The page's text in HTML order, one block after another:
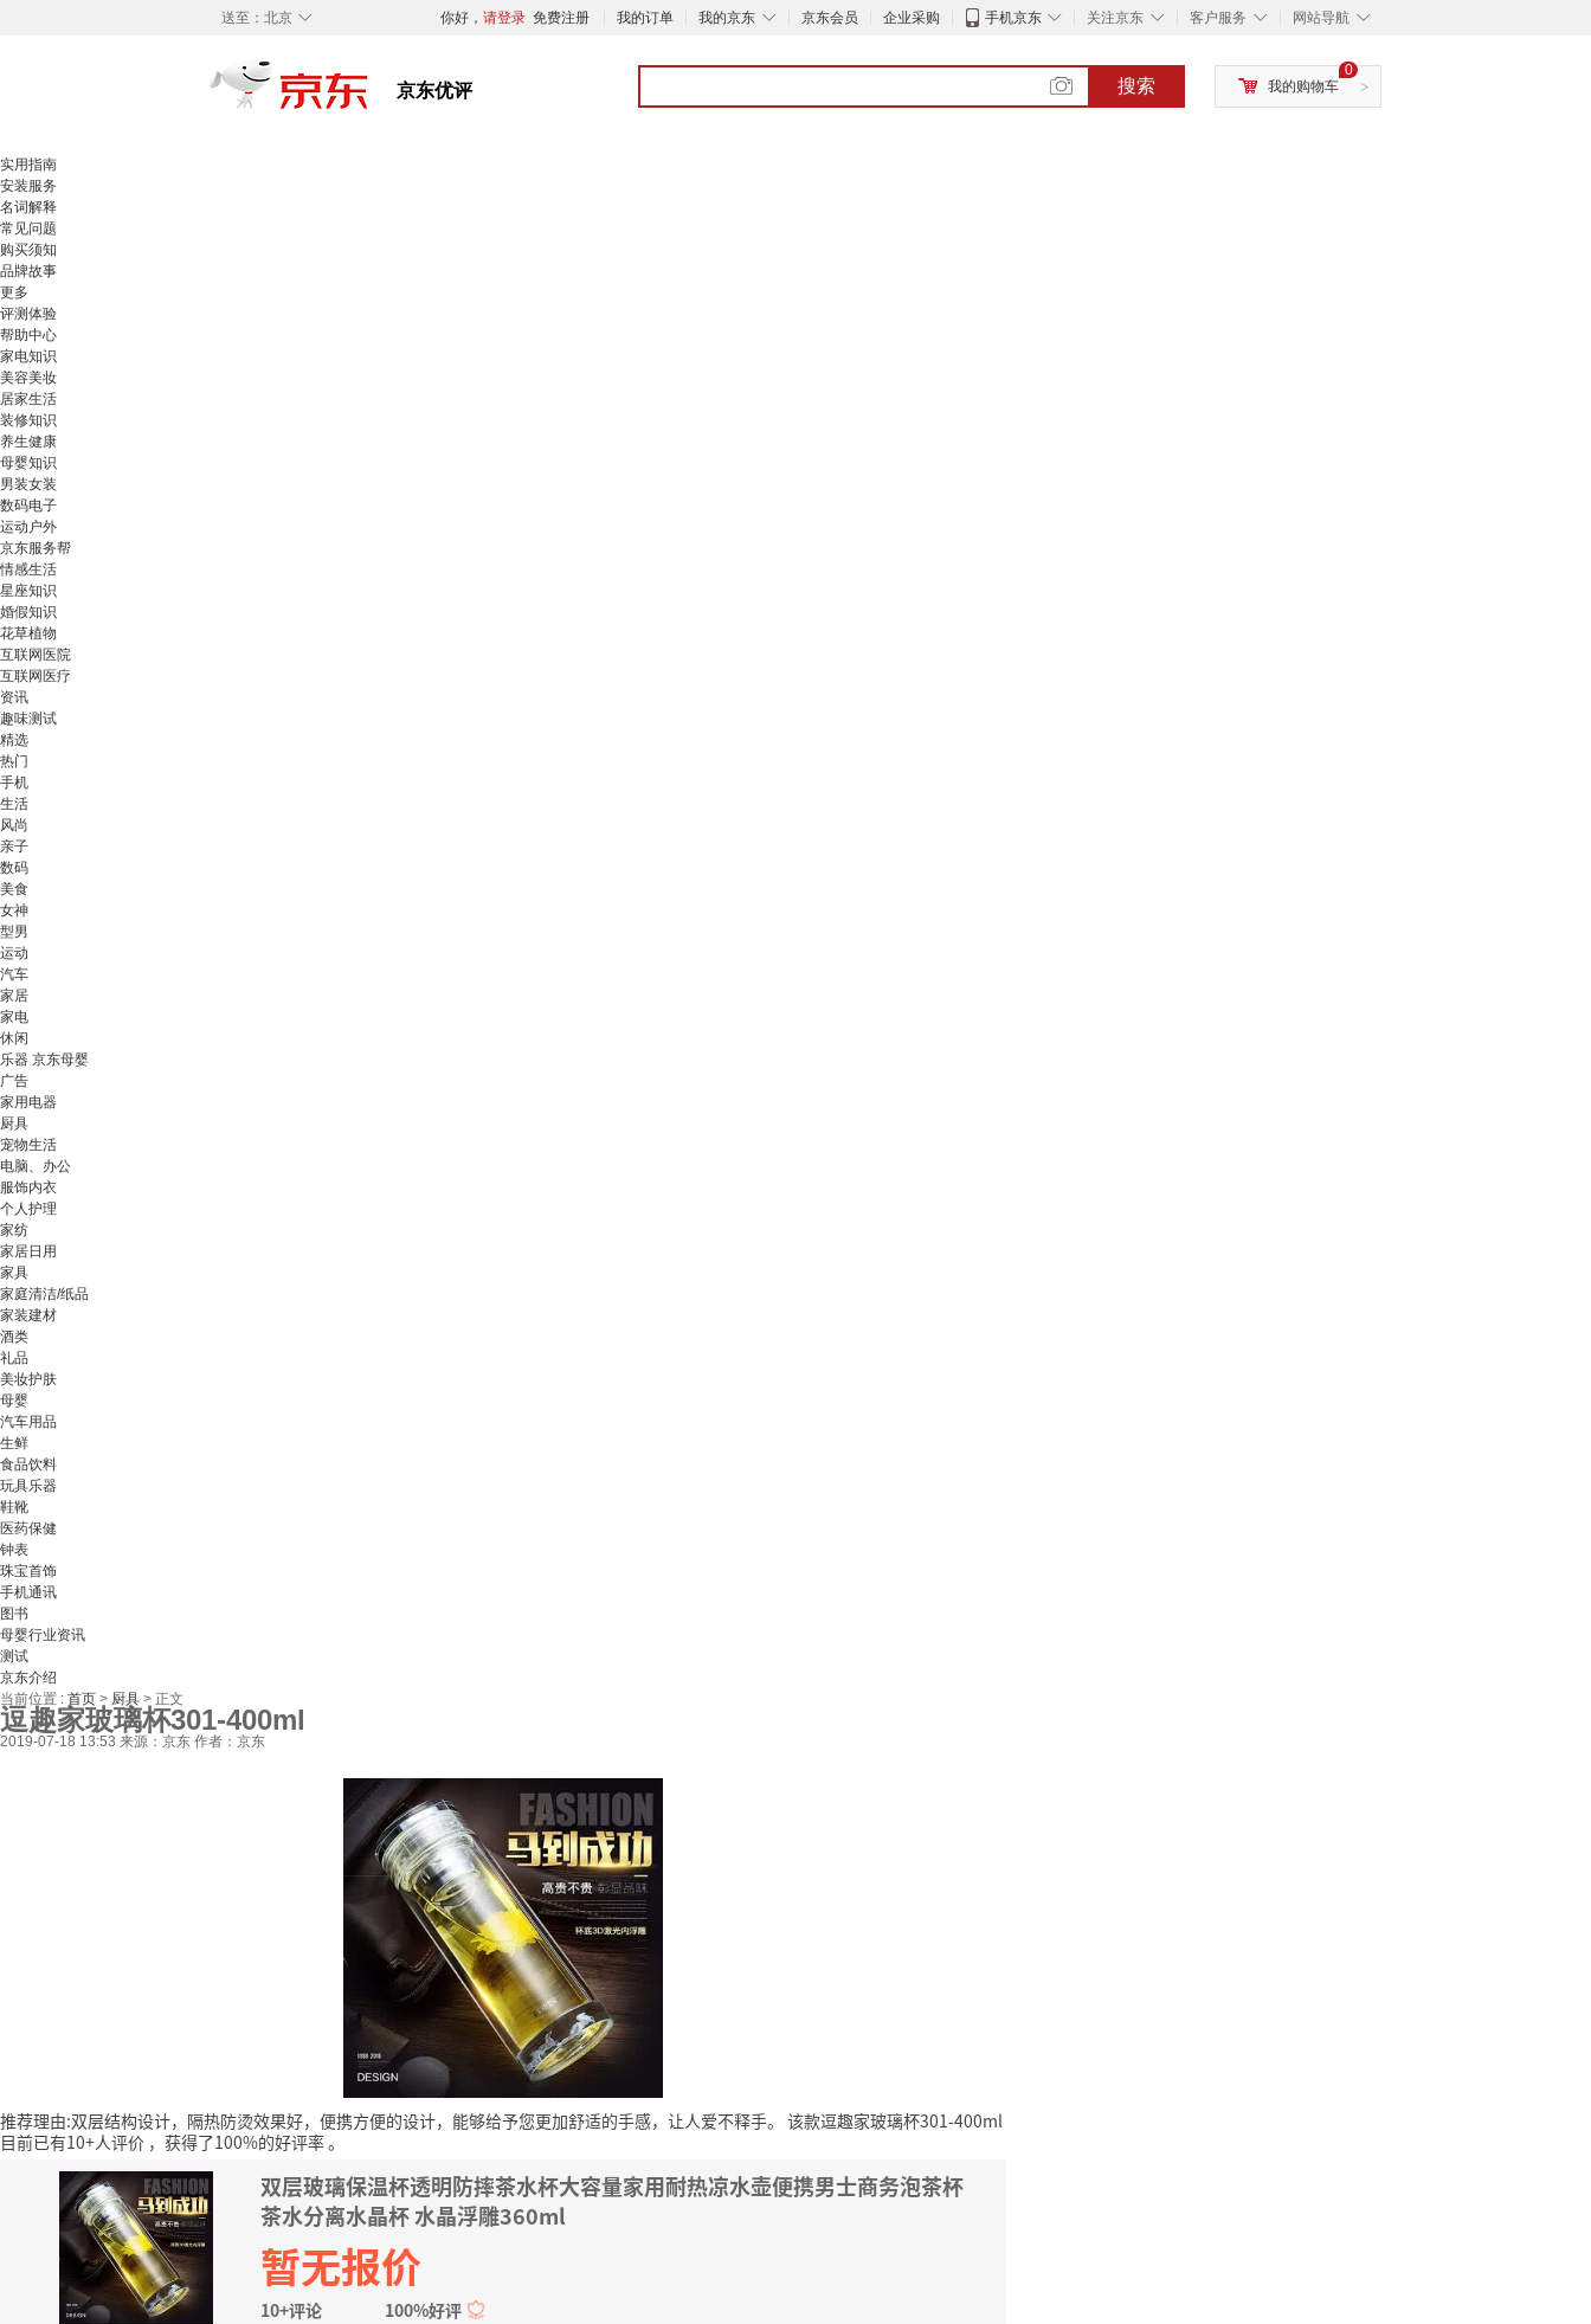
◇
送至： 北京 你好， 请登录 免费注册 我的订单 ◇
我的京东 京东会员 企业采购 ◇
手机京东 ◇
关注京东 ◇
客户服务 ◇
网站导航
搜索 >
0
我的购物车
实用指南
安装服务
名词解释
常见问题
购买须知
品牌故事
更多
评测体验
帮助中心
家电知识
美容美妆
居家生活
装修知识
养生健康
母婴知识
男装女装
数码电子
运动户外
京东服务帮
情感生活
星座知识
婚假知识
花草植物
互联网医院
互联网医疗
资讯
趣味测试
精选
热门
手机
生活
风尚
亲子
数码
美食
女神
型男
运动
汽车
家居
家电
休闲
乐器 京东母婴
广告
家用电器
厨具
宠物生活
电脑、办公
服饰内衣
个人护理
家纺
家居日用
家具
家庭清洁/纸品
家装建材
酒类
礼品
美妆护肤
母婴
汽车用品
生鲜
食品饮料
玩具乐器
鞋靴
医药保健
钟表
珠宝首饰
手机通讯
图书
母婴行业资讯
测试
京东介绍
当前位置 : 首页 > 厨具 > 正文
逗趣家玻璃杯301-400ml
2019-07-18 13:53 来源：京东 作者：京东
推荐理由:双层结构设计，隔热防烫效果好，便携方便的设计，能够给予您更加舒适的手感，让人爱不释手。 该款逗趣家玻璃杯301-400ml
目前已有10+人评价 ，获得了100%的好评率。
双层玻璃保温杯透明防摔茶水杯大容量家用耐热凉水壶便携男士商务泡茶杯
茶水分离水晶杯 水晶浮雕360ml
暂无报价
10+评论
100%好评